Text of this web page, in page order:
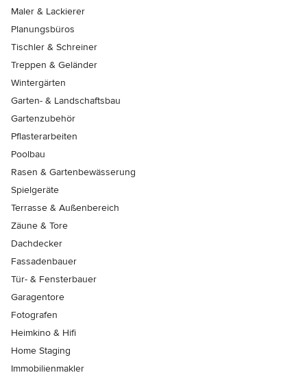
Maler & Lackierer
Planungsbüros
Tischler & Schreiner
Treppen & Geländer
Wintergärten
Garten- & Landschaftsbau
Gartenzubehör
Pflasterarbeiten
Poolbau
Rasen & Gartenbewässerung
Spielgeräte
Terrasse & Außenbereich
Zäune & Tore
Dachdecker
Fassadenbauer
Tür- & Fensterbauer
Garagentore
Fotografen
Heimkino & Hifi
Home Staging
Immobilienmakler